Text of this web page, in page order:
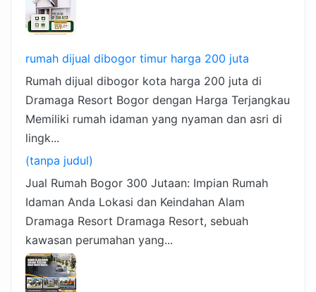
rumah dijual dibogor timur harga 200 juta
Rumah dijual dibogor kota harga 200 juta di
Dramaga Resort Bogor dengan Harga Terjangkau
Memiliki rumah idaman yang nyaman dan asri di
lingk...
(tanpa judul)
Jual Rumah Bogor 300 Jutaan: Impian Rumah
Idaman Anda Lokasi dan Keindahan Alam
Dramaga Resort Dramaga Resort, sebuah
kawasan perumahan yang...